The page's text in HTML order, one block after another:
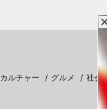
カルチャー グルメ 社会